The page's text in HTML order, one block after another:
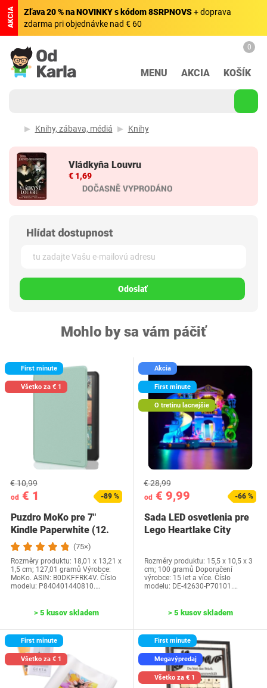
AKCIA Zľava 20 % na NOVINKY s kódom 8SRPNOVS+ doprava
zdarma pri objednávke nad € 60
MENU AKCIA
0
KOŠÍK
Knihy, zábava, médiá Knihy
Vládkyňa Louvru
€ 1,69
Odoslať
Mohlo by sa vám páčiť
First minute
Všetko za € 1
od € 1
€ 10,99
-89 %
Puzdro MoKo pre 7"
Kindle Paperwhite (12.
generácia-2024) a…
(75×)
Rozměry produktu: 18,01 x 13,21 x
1,5 cm; 127,01 gramů Výrobce:
MoKo. ASIN: B0DKFFRK4V. Číslo
modelu: P840401440810.…
> 5 kusov skladem
Akcia
First minute
O tretinu lacnejšie
od € 9,99
€ 28,99
-66 %
Sada LED osvetlenia pre
Lego Heartlake City
Rozměry produktu: 15,5 x 10,5 x 3
cm; 100 gramů Doporučení
výrobce: 15 let a více. Číslo
modelu: DE-42630-P70101.…
> 5 kusov skladem
First minute
Všetko za € 1
First minute
Megavýpredaj
Všetko za € 1